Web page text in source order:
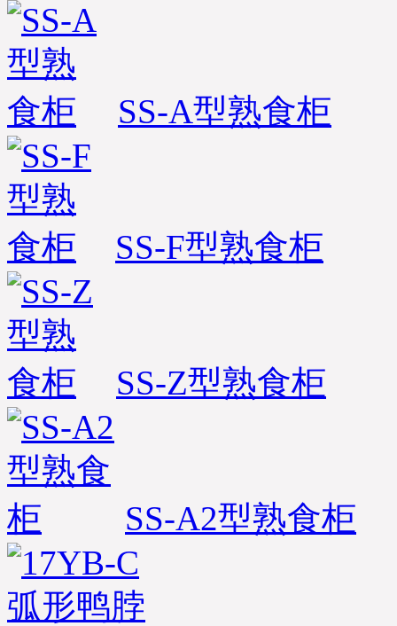
SS-A型熟食柜
SS-F型熟食柜
SS-Z型熟食柜
SS-A2型熟食柜